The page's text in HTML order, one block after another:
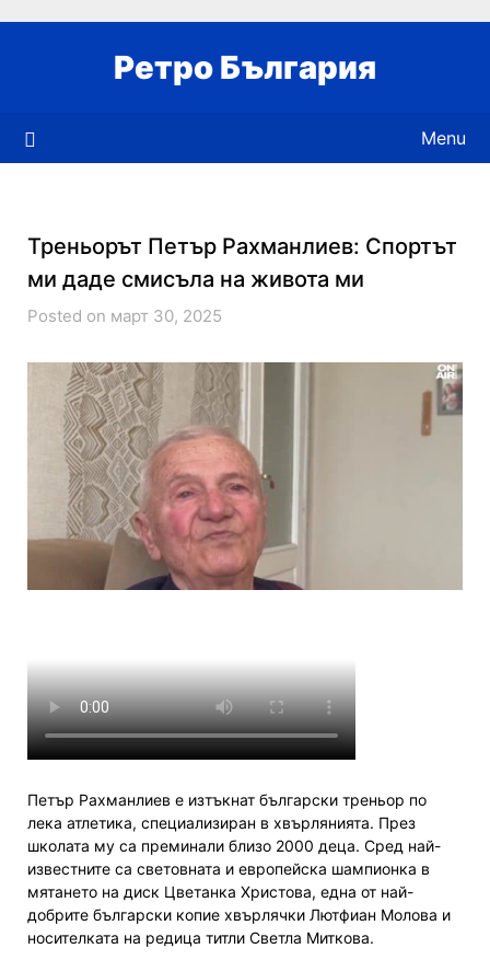
Ретро България
Menu
Треньорът Петър Рахманлиев: Спортът
ми даде смисъла на живота ми
Posted on март 30, 2025
Петър Рахманлиев е изтъкнат български треньор по
лека атлетика, специализиран в хвърлянията. През
школата му са преминали близо 2000 деца. Сред най-
известните са световната и европейска шампионка в
мятането на диск Цветанка Христова, една от най-
добрите български копие хвърлячки Лютфиан Молова и
носителката на редица титли Светла Миткова.